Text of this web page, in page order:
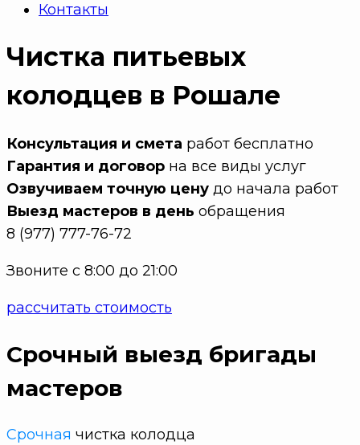
Контакты
Чистка питьевых
колодцев в Рошале
Консультация и смета работ бесплатно
Гарантия и договор на все виды услуг
Озвучиваем точную цену до начала работ
Выезд мастеров в день обращения
8 (977) 777-76-72
Звоните с 8:00 до 21:00
рассчитать стоимость
Срочный выезд бригады
мастеров
Срочная чистка колодца